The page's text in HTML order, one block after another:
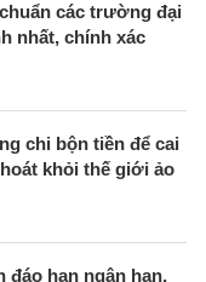
các trường đại
nhất, chính xác
chi bộn tiền để cai
khỏi thế giới ảo
đáo hạn ngân hạn,